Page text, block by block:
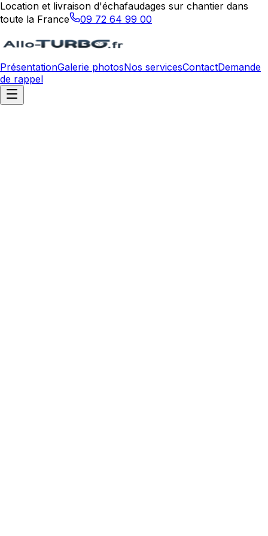
Location et livraison d'échafaudages sur chantier dans
toute la France
09 72 64 99 00
PrésentationGalerie photosNos servicesContactDemande
de rappel